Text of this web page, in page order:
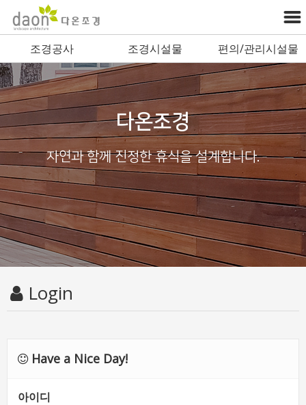
조경공사 조경시설물 편의/관리시설물
다온조경
자연과 함께 진정한 휴식을 설계합니다.
Login
Have a Nice Day!
아이디